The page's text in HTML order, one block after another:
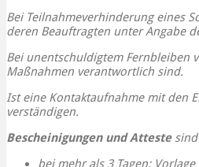
Bei Teilnahmeverhinderung eines
deren Beauftragten unter Angabe
Bei unentschuldigtem Fernbleiben
Maßnahmen verantwortlich sind.
Ist eine Kontaktaufnahme mit den
verständigen.
Bescheinigungen und Atteste
bei mehr als 3 Tagen: